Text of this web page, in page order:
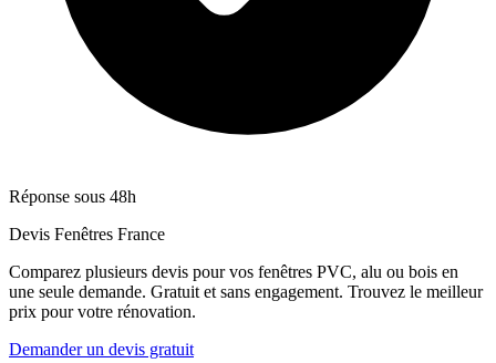
Réponse sous 48h
Devis Fenêtres France
Comparez plusieurs devis pour vos fenêtres PVC, alu ou bois en
une seule demande. Gratuit et sans engagement. Trouvez le meilleur
prix pour votre rénovation.
Demander un devis gratuit